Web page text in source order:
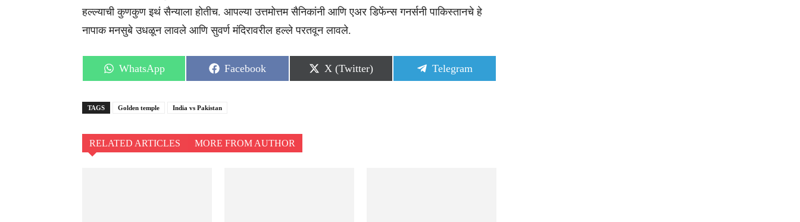
हल्ल्याची कुणकुण इथं सैन्याला होतीच. आपल्या उत्तमोत्तम सैनिकांनी आणि एअर डिफेंन्स गनर्सनी पाकिस्तानचे हे
नापाक मनसुबे उधळून लावले आणि सुवर्ण मंदिरावरील हल्ले परतवून लावले.
Share
on
WhatsApp
Share
on
Facebook
Share
on
X (Twitter)
Share
on
Telegram
TAGS Golden temple India vs Pakistan
RELATED ARTICLES MORE FROM AUTHOR